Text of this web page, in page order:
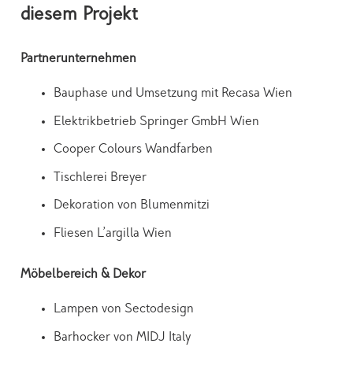
diesem Projekt
Partnerunternehmen
Bauphase und Umsetzung mit Recasa Wien
Elektrikbetrieb Springer GmbH Wien
Cooper Colours Wandfarben
Tischlerei Breyer
Dekoration von Blumenmitzi
Fliesen L’argilla Wien
Möbelbereich & Dekor
Lampen von Sectodesign
Barhocker von MIDJ Italy